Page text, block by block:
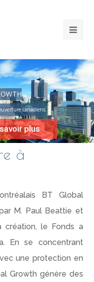
plus
canadiens
à
BT Global
M. Paul Beattie et
création, le Fonds a
En se concentrant
une protection en
Growth génère des